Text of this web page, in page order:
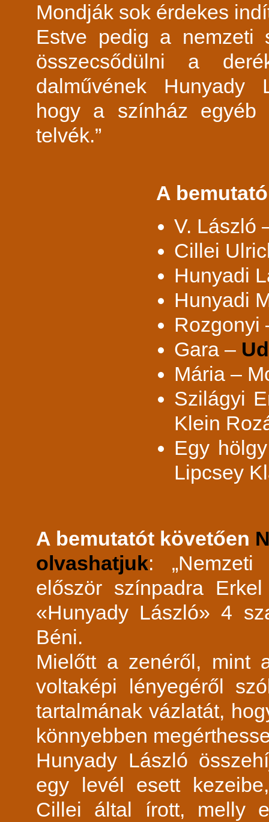
Mondják sok érdekes
Estve pedig a nemzeti
összecsődülni a
dalművének Hunyady
hogy a színház egyéb
telvék.”
A
V. László
Cillei
Hunyadi
Hunyadi
Rozgonyi
Gara –
Mária –
Szilágyi
Klein
Egy
Lipcsey
A bemutatót követően
olvashatjuk: „Nemzeti
először színpadra
«Hunyady László» 4
Béni.
Mielőtt a zenéről, mint
voltaképi lényegéről
tartalmának vázlatát,
könnyebben
Hunyady László
egy levél esett
Cillei által írott, melly